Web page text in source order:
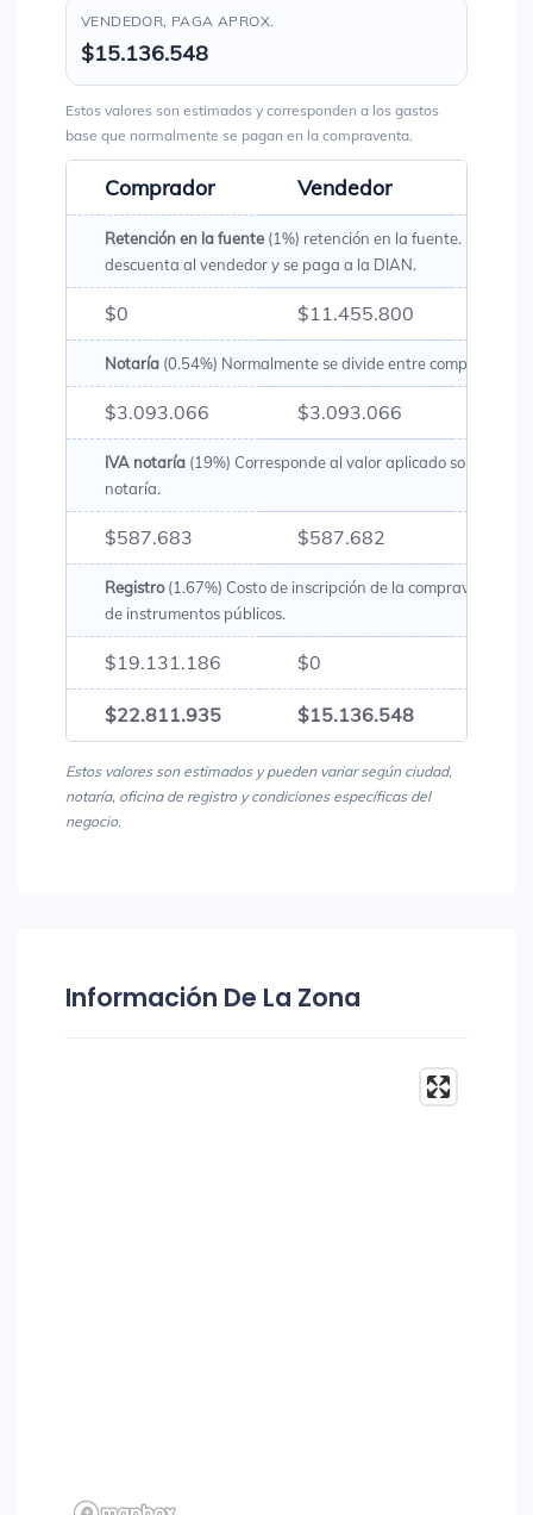
VENDEDOR, PAGA APROX.
$15.136.548
Estos valores son estimados y corresponden a los gastos
base que normalmente se pagan en la compraventa.
Comprador Vendedor
Retención en la fuente (1%) retención en la fuente. Es un
descuenta al vendedor y se paga a la DIAN.
$0 $11.455.800
Notaría (0.54%) Normalmente se divide entre comprador y
$3.093.066 $3.093.066
IVA notaría (19%) Corresponde al valor aplicado sobre los
notaría.
$587.683 $587.682
Registro(1.67%) Costo de inscripción de la compraventa en
de instrumentos públicos.
$19.131.186 $0
$22.811.935 $15.136.548
Estos valores son estimados y pueden variar según ciudad,
notaría, oficina de registro y condiciones específicas del
negocio.
Información De La Zona